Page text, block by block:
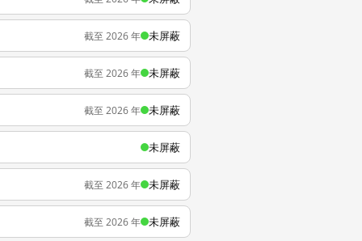
截至 2026 年 未屏蔽
截至 2026 年 未屏蔽
截至 2026 年 未屏蔽
未屏蔽
截至 2026 年 未屏蔽
截至 2026 年 未屏蔽